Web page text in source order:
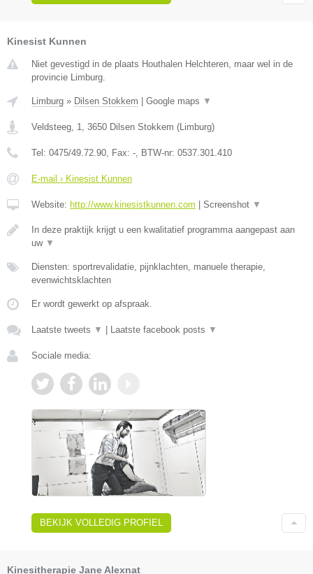
Kinesist Kunnen
Niet gevestigd in de plaats Houthalen Helchteren, maar wel in de
provincie Limburg.
Limburg » Dilsen Stokkem Google maps ▼
Veldsteeg, 1 3650 Dilsen Stokkem ( Limburg)
Tel: 0475/49.72.90 , Fax: - , BTW-nr: 0537.301.410
E-mail › Kinesist Kunnen
Website: http://www.kinesistkunnen.com Screenshot ▼
In deze praktijk krijgt u een kwalitatief programma aangepast aan
uw ▼
Diensten: sportrevalidatie, pijnklachten, manuele therapie,
evenwichtsklachten
Er wordt gewerkt op afspraak.
Laatste tweets ▼ Laatste facebook posts ▼
Sociale media:
BEKIJK VOLLEDIG PROFIEL
Kinesitherapie Jane Alexnat